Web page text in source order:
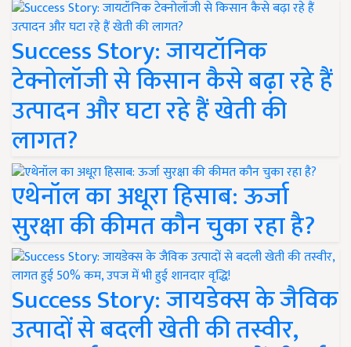
Success Story: जायटॉनिक
टेक्नोलॉजी से किसान कैसे बढ़ा रहे हैं
उत्पादन और घटा रहे हैं खेती की
लागत?
एथेनॉल का अधूरा हिसाब: ऊर्जा
सुरक्षा की कीमत कौन चुका रहा है?
Success Story: जायडेक्स के जैविक
उत्पादों से बदली खेती की तस्वीर,